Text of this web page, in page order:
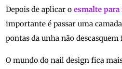
Depois de aplicar o esmalte
importante é passar uma
pontas da unha não
O mundo do nail design fica